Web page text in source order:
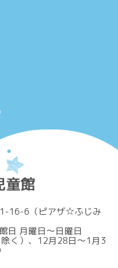
16-6（ピアザ☆ふじみ
日 月曜日～日曜日
く）、12月28日～1月3